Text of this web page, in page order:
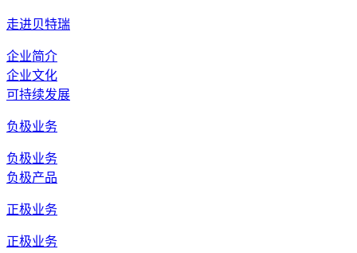
走进贝特瑞
企业简介
企业文化
可持续发展
负极业务
负极业务
负极产品
正极业务
正极业务